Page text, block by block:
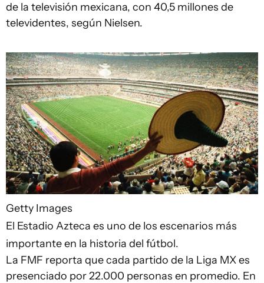
de la televisión mexicana, con 40,5 millones de
televidentes, según Nielsen.
Getty Images
El Estadio Azteca es uno de los escenarios más
importante en la historia del fútbol.
La FMF reporta que cada partido de la Liga MX es
presenciado por 22.000 personas en promedio. En